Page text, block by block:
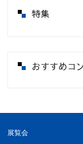
特集
おすすめコ
展覧会